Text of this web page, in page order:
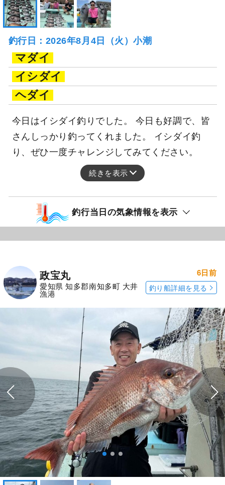
釣行日：2026年8月4日（火）小潮
マダイ
イシダイ
ヘダイ
今日はイシダイ釣りでした。 今日も好調で、皆
さんしっかり釣ってくれました。 イシダイ釣
り、ぜひ一度チャレンジしてみてください。
続きを表示
釣行当日の気象情報を表示
政宝丸
愛知県 知多郡南知多町 大井
漁港
6日前
釣り船詳細を見る